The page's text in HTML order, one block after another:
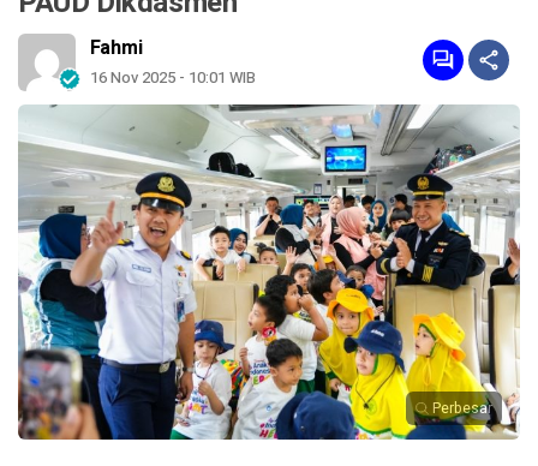
Fahmi
16 Nov 2025 - 10:01 WIB
Perbesar